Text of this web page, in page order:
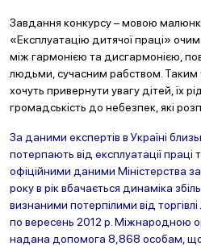
Завдання конкурсу – мовою
«Експлуатацію дитячої праці»
між гармонією та дисгармонією,
людьми, сучасним рабством. Таким
хочуть привернути увагу дітей, їх
громадськість до небезпек, які
За даними експертів в Україні
потерпають від експлуатації праці
офіційними даними Міністерства
року в рік вбачається динаміка
визнаними потерпілими від
по вересень 2012 р. Міжнародною
надана допомога 8,868 особам, що